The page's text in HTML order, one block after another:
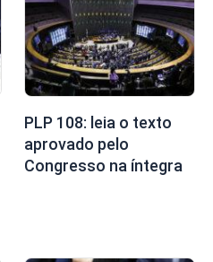
PLP 108: leia o texto
aprovado pelo
Congresso na íntegra